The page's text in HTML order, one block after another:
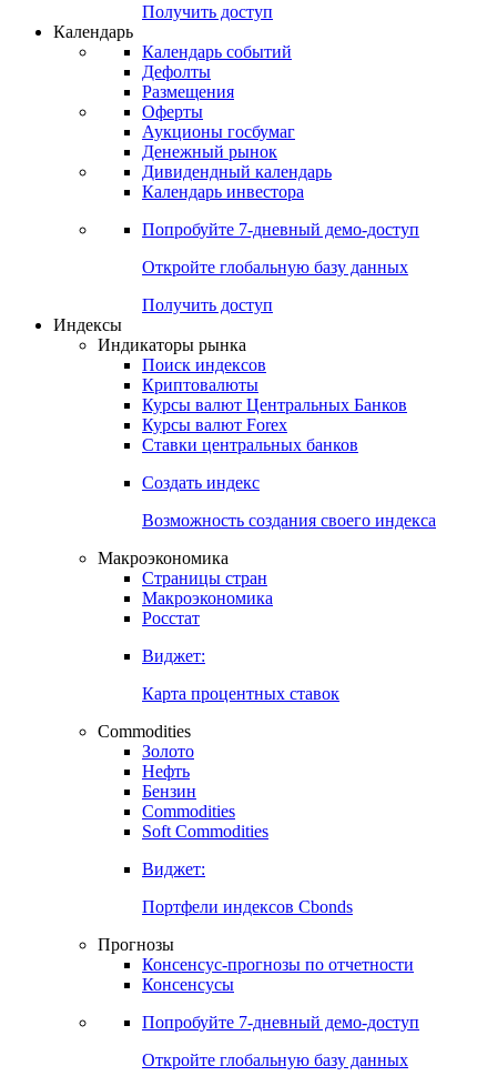
Получить доступ
Календарь
Календарь событий
Дефолты
Размещения
Оферты
Аукционы госбумаг
Денежный рынок
Дивидендный календарь
Календарь инвестора
Попробуйте 7-дневный демо-доступ
Откройте глобальную базу данных
Получить доступ
Индексы
Индикаторы рынка
Поиск индексов
Криптовалюты
Курсы валют Центральных Банков
Курсы валют Forex
Ставки центральных банков
Создать индекс
Возможность создания своего индекса
Макроэкономика
Страницы стран
Макроэкономика
Росстат
Виджет:
Карта процентных ставок
Commodities
Золото
Нефть
Бензин
Commodities
Soft Commodities
Виджет:
Портфели индексов Cbonds
Прогнозы
Консенсус-прогнозы по отчетности
Консенсусы
Попробуйте 7-дневный демо-доступ
Откройте глобальную базу данных